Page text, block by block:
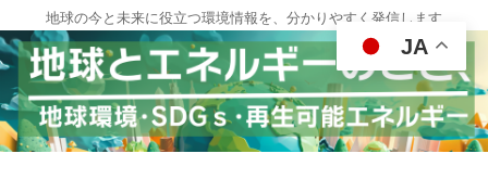
地球の今と未来に役立つ環境情報を、分かりやすく発信します
JA